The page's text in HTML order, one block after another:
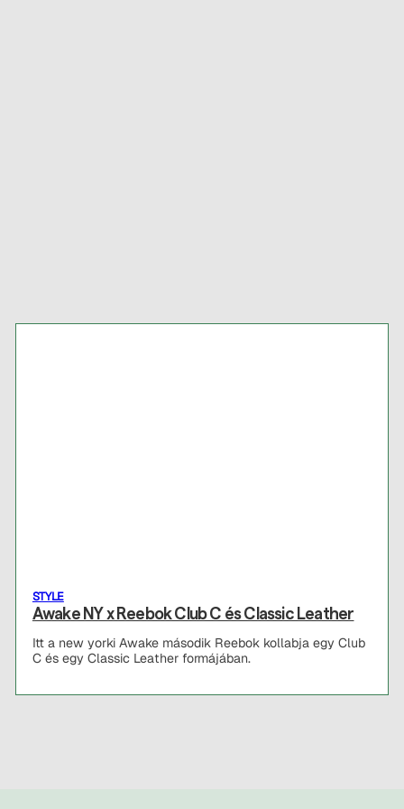
STYLE
Awake NY x Reebok Club C és Classic Leather
Itt a new yorki Awake második Reebok kollabja egy Club
C és egy Classic Leather formájában.